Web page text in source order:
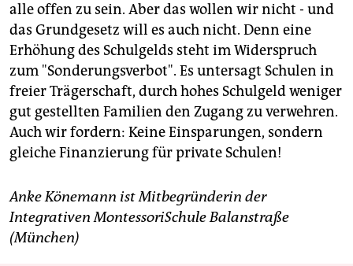
alle offen zu sein. Aber das wollen wir nicht - und
das Grundgesetz will es auch nicht. Denn eine
Erhöhung des Schulgelds steht im Widerspruch
zum "Sonderungsverbot". Es untersagt Schulen in
freier Trägerschaft, durch hohes Schulgeld weniger
gut gestellten Familien den Zugang zu verwehren.
Auch wir fordern: Keine Einsparungen, sondern
gleiche Finanzierung für private Schulen!
Anke Könemann ist Mitbegründerin der
Integrativen MontessoriSchule Balanstraße
(München)